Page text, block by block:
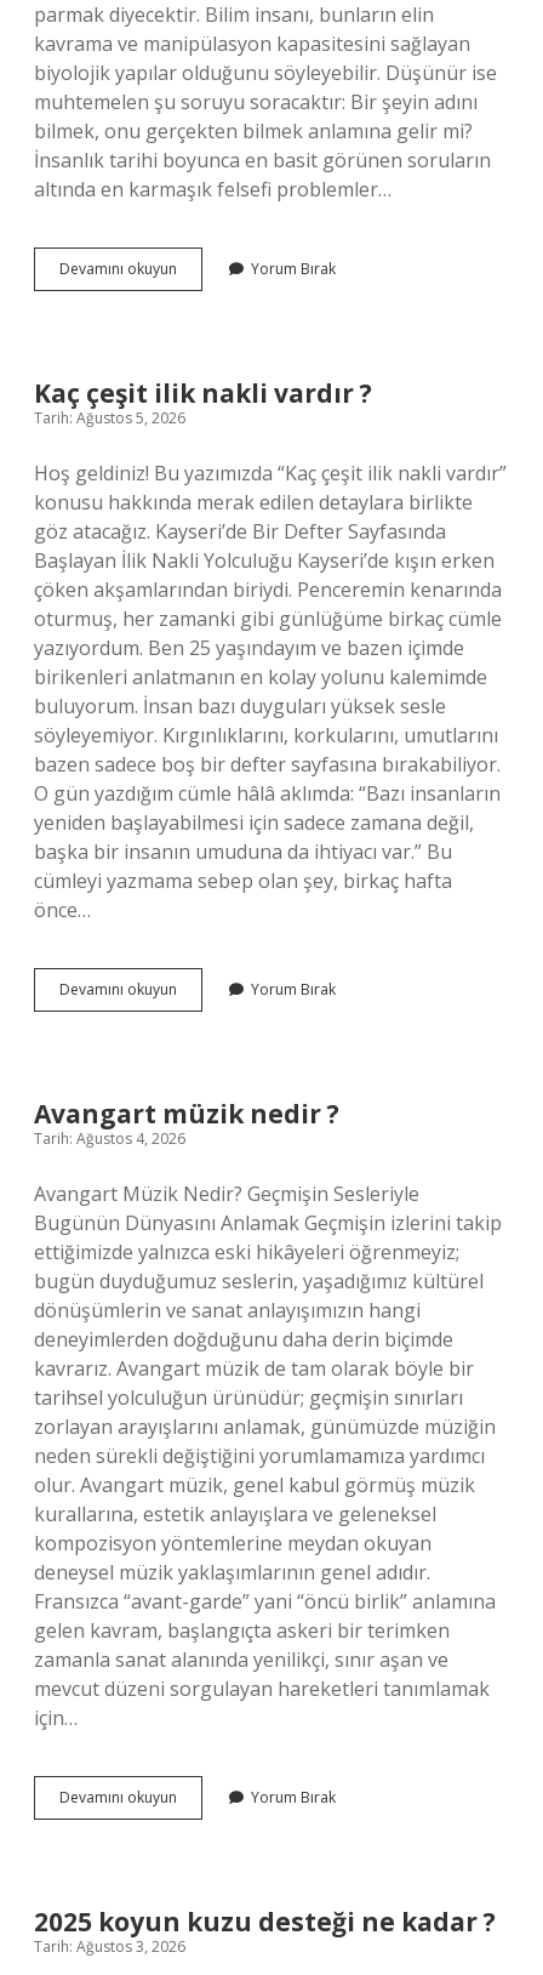
parmak diyecektir. Bilim insanı, bunların elin
kavrama ve manipülasyon kapasitesini sağlayan
biyolojik yapılar olduğunu söyleyebilir. Düşünür ise
muhtemelen şu soruyu soracaktır: Bir şeyin adını
bilmek, onu gerçekten bilmek anlamına gelir mi?
İnsanlık tarihi boyunca en basit görünen soruların
altında en karmaşık felsefi problemler…
Devamını okuyun
parmağın
Yorum Bırak
Kaç çeşit ilik nakli vardır ?
Tarih: Ağustos 5, 2026
Hoş geldiniz! Bu yazımızda “Kaç çeşit ilik nakli vardır”
konusu hakkında merak edilen detaylara birlikte
göz atacağız. Kayseri’de Bir Defter Sayfasında
Başlayan İlik Nakli Yolculuğu Kayseri’de kışın erken
çöken akşamlarından biriydi. Penceremin kenarında
oturmuş, her zamanki gibi günlüğüme birkaç cümle
yazıyordum. Ben 25 yaşındayım ve bazen içimde
birikenleri anlatmanın en kolay yolunu kalemimde
buluyorum. İnsan bazı duyguları yüksek sesle
söyleyemiyor. Kırgınlıklarını, korkularını, umutlarını
bazen sadece boş bir defter sayfasına bırakabiliyor.
O gün yazdığım cümle hâlâ aklımda: “Bazı insanların
yeniden başlayabilmesi için sadece zamana değil,
başka bir insanın umuduna da ihtiyacı var.” Bu
cümleyi yazmama sebep olan şey, birkaç hafta
önce…
Devamını okuyun
çeşit
Yorum Bırak
Avangart müzik nedir ?
Tarih: Ağustos 4, 2026
Avangart Müzik Nedir? Geçmişin Sesleriyle
Bugünün Dünyasını Anlamak Geçmişin izlerini takip
ettiğimizde yalnızca eski hikâyeleri öğrenmeyiz;
bugün duyduğumuz seslerin, yaşadığımız kültürel
dönüşümlerin ve sanat anlayışımızın hangi
deneyimlerden doğduğunu daha derin biçimde
kavrarız. Avangart müzik de tam olarak böyle bir
tarihsel yolculuğun ürünüdür; geçmişin sınırları
zorlayan arayışlarını anlamak, günümüzde müziğin
neden sürekli değiştiğini yorumlamamıza yardımcı
olur. Avangart müzik, genel kabul görmüş müzik
kurallarına, estetik anlayışlara ve geleneksel
kompozisyon yöntemlerine meydan okuyan
deneysel müzik yaklaşımlarının genel adıdır.
Fransızca “avant-garde” yani “öncü birlik” anlamına
gelen kavram, başlangıçta askeri bir terimken
zamanla sanat alanında yenilikçi, sınır aşan ve
mevcut düzeni sorgulayan hareketleri tanımlamak
için…
Devamını okuyun Avangart
müzik
Yorum Bırak
2025 koyun kuzu desteği ne kadar ?
Tarih: Ağustos 3, 2026